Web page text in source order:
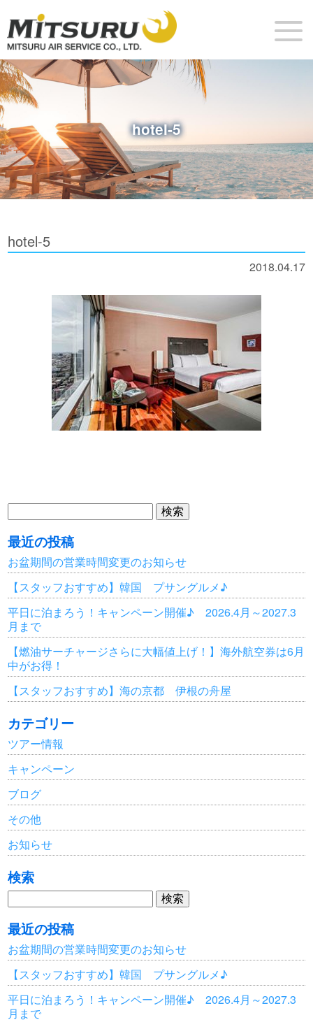
hotel-5
hotel-5
2018.04.17
検
索:
最近の投稿
お盆期間の営業時間変更のお知らせ
【スタッフおすすめ】韓国 プサングルメ♪
平日に泊まろう！キャンペーン開催♪ 2026.4月～2027.3
月まで
【燃油サーチャージさらに大幅値上げ！】海外航空券は6月
中がお得！
【スタッフおすすめ】海の京都 伊根の舟屋
カテゴリー
ツアー情報
キャンペーン
ブログ
その他
お知らせ
検索
検
索:
最近の投稿
お盆期間の営業時間変更のお知らせ
【スタッフおすすめ】韓国 プサングルメ♪
平日に泊まろう！キャンペーン開催♪ 2026.4月～2027.3
月まで